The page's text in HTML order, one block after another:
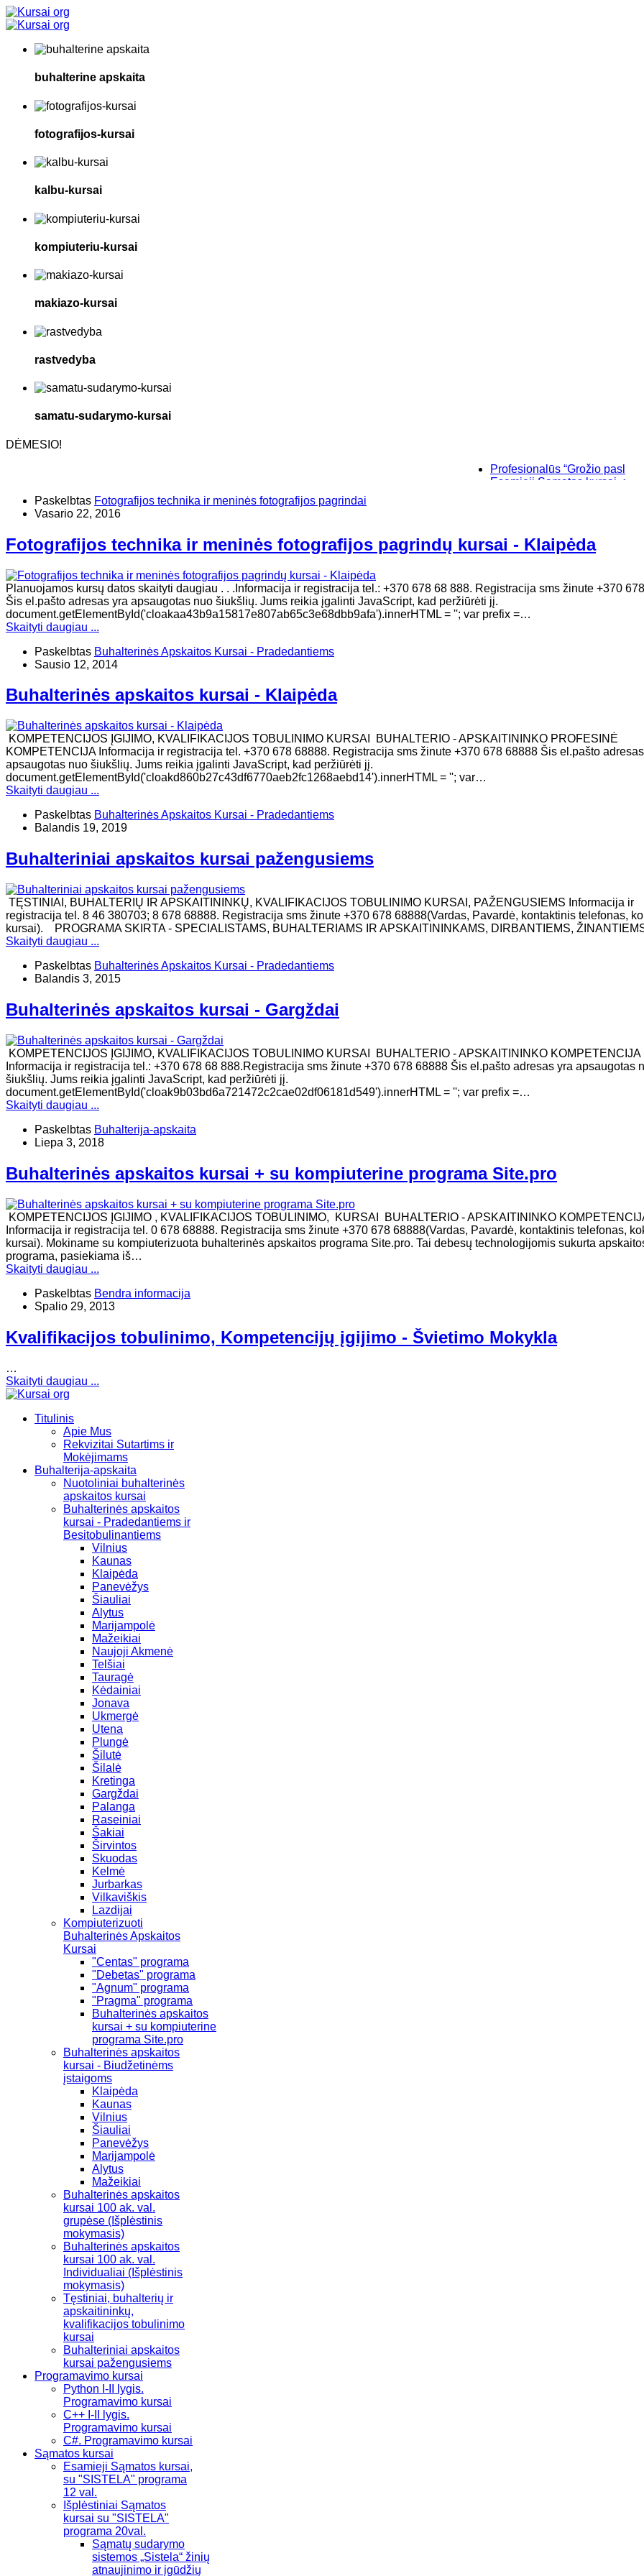
buhalterine apskaita
fotografijos-kursai
kalbu-kursai
kompiuteriu-kursai
makiazo-kursai
rastvedyba
samatu-sudarymo-kursai
DĖMESIO!
Profesionalūs “Grožio paslaptys”,
Esamieji Sąmatos kursai, su
Paskelbtas Fotografijos technika ir meninės fotografijos pagrindai
Vasario 22, 2016
Fotografijos technika ir meninės fotografijos pagrindų kursai - Klaipėda
Planuojamos kursų datos skaityti daugiau . . .Informacija ir registracija tel.: +370 678 68 888. Registracija sms žinute +370
Šis el.pašto adresas yra apsaugotas nuo šiukšlių. Jums reikia įgalinti JavaScript, kad peržiūrėti jį.
document.getElementById('cloakaa43b9a15817e807ab65c3e68dbb9afa').innerHTML = ''; var prefix =…
Skaityti daugiau ...
Paskelbtas Buhalterinės Apskaitos Kursai - Pradedantiems
Sausio 12, 2014
Buhalterinės apskaitos kursai - Klaipėda
KOMPETENCIJOS ĮGIJIMO, KVALIFIKACIJOS TOBULINIMO KURSAI BUHALTERIO - APSKAITININKO PROFESINĖ
KOMPETENCIJA Informacija ir registracija tel. +370 678 68888. Registracija sms žinute +370 678 68888 Šis el.pašto
apsaugotas nuo šiukšlių. Jums reikia įgalinti JavaScript, kad peržiūrėti jį.
document.getElementById('cloakd860b27c43df6770aeb2fc1268aebd14').innerHTML = ''; var…
Skaityti daugiau ...
Paskelbtas Buhalterinės Apskaitos Kursai - Pradedantiems
Balandis 19, 2019
Buhalteriniai apskaitos kursai pažengusiems
TĘSTINIAI, BUHALTERIŲ IR APSKAITININKŲ, KVALIFIKACIJOS TOBULINIMO KURSAI, PAŽENGUSIEMS Informacija ir
registracija tel. 8 46 380703; 8 678 68888. Registracija sms žinute +370 678 68888(Vardas, Pavardė, kontaktinis telefonas,
kursai). ​PROGRAMA SKIRTA - SPECIALISTAMS, BUHALTERIAMS IR APSKAITININKAMS, DIRBANTIEMS,
Skaityti daugiau ...
Paskelbtas Buhalterinės Apskaitos Kursai - Pradedantiems
Balandis 3, 2015
Buhalterinės apskaitos kursai - Gargždai
KOMPETENCIJOS ĮGIJIMO, KVALIFIKACIJOS TOBULINIMO KURSAI BUHALTERIO - APSKAITININKO KOMPETENCIJA
Informacija ir registracija tel.: +370 678 68 888.Registracija sms žinute +370 678 68888 Šis el.pašto adresas yra apsaugotas
šiukšlių. Jums reikia įgalinti JavaScript, kad peržiūrėti jį.
document.getElementById('cloak9b03bd6a721472c2cae02df06181d549').innerHTML = ''; var prefix =…
Skaityti daugiau ...
Paskelbtas Buhalterija-apskaita
Liepa 3, 2018
Buhalterinės apskaitos kursai + su kompiuterine programa Site.pro
KOMPETENCIJOS ĮGIJIMO , KVALIFIKACIJOS TOBULINIMO, KURSAI BUHALTERIO - APSKAITININKO
Informacija ir registracija tel. 0 678 68888. Registracija sms žinute +370 678 68888(Vardas, Pavardė, kontaktinis telefonas,
kursai). Mokiname su kompiuterizuota buhalterinės apskaitos programa Site.pro. Tai debesų technologijomis sukurta
programa, pasiekiama iš…
Skaityti daugiau ...
Paskelbtas Bendra informacija
Spalio 29, 2013
Kvalifikacijos tobulinimo, Kompetencijų įgijimo - Švietimo Mokykla
…
Skaityti daugiau ...
Titulinis
Apie Mus
Rekvizitai Sutartims ir
Mokėjimams
Buhalterija-apskaita
Nuotoliniai buhalterinės
apskaitos kursai
Buhalterinės apskaitos
kursai - Pradedantiems ir
Besitobulinantiems
Vilnius
Kaunas
Klaipėda
Panevėžys
Šiauliai
Alytus
Marijampolė
Mažeikiai
Naujoji Akmenė
Telšiai
Tauragė
Kėdainiai
Jonava
Ukmergė
Utena
Plungė
Šilutė
Šilalė
Kretinga
Gargždai
Palanga
Raseiniai
Šakiai
Širvintos
Skuodas
Kelmė
Jurbarkas
Vilkaviškis
Lazdijai
Kompiuterizuoti
Buhalterinės Apskaitos
Kursai
"Centas" programa
"Debetas" programa
"Agnum" programa
"Pragma" programa
Buhalterinės apskaitos
kursai + su kompiuterine
programa Site.pro
Buhalterinės apskaitos
kursai - Biudžetinėms
įstaigoms
Klaipėda
Kaunas
Vilnius
Šiauliai
Panevėžys
Marijampolė
Alytus
Mažeikiai
Buhalterinės apskaitos
kursai 100 ak. val.
grupėse (Išplėstinis
mokymasis)
Buhalterinės apskaitos
kursai 100 ak. val.
Individualiai (Išplėstinis
mokymasis)
Tęstiniai, buhalterių ir
apskaitininkų,
kvalifikacijos tobulinimo
kursai
Buhalteriniai apskaitos
kursai pažengusiems
Programavimo kursai
Python I-II lygis.
Programavimo kursai
C++ I-II lygis.
Programavimo kursai
C#. Programavimo kursai
Sąmatos kursai
Esamieji Sąmatos kursai,
su "SISTELA" programa
12 val.
Išplėstiniai Sąmatos
kursai su "SISTELA"
programa 20val.
Sąmatų sudarymo
sistemos „Sistela“ žinių
atnaujinimo ir įgūdžių